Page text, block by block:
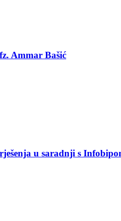
Ammar Bašić
u saradnji s